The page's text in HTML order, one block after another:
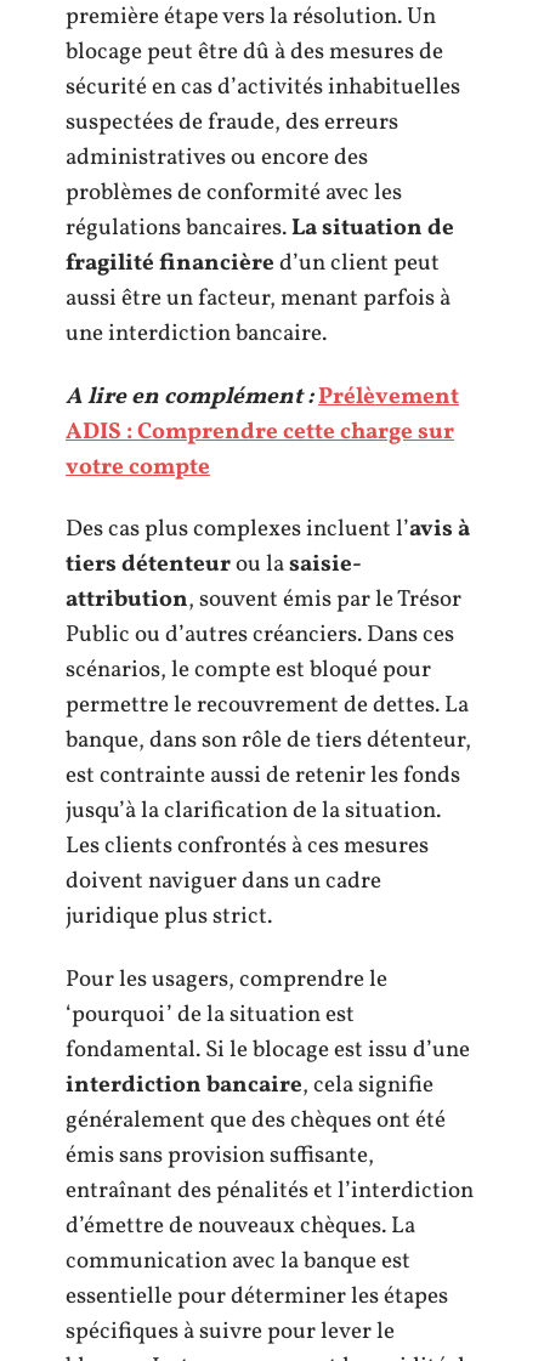
première étape vers la résolution. Un
blocage peut être dû à des mesures de
sécurité en cas d’activités inhabituelles
suspectées de fraude, des erreurs
administratives ou encore des
problèmes de conformité avec les
régulations bancaires.La situation de
fragilité financièred’un client peut
aussi être un facteur, menant parfois à
une interdiction bancaire.
A lire en complément :Prélèvement
ADIS : Comprendre cette charge sur
votre compte
Des cas plus complexes incluent l’avis à
tiers détenteurou lasaisie-
attribution, souvent émis par le Trésor
Public ou d’autres créanciers. Dans ces
scénarios, le compte est bloqué pour
permettre le recouvrement de dettes. La
banque, dans son rôle de tiers détenteur,
est contrainte aussi de retenir les fonds
jusqu’à la clarification de la situation.
Les clients confrontés à ces mesures
doivent naviguer dans un cadre
juridique plus strict.
Pour les usagers, comprendre le
‘pourquoi’ de la situation est
fondamental. Si le blocage est issu d’une
interdiction bancaire, cela signifie
généralement que des chèques ont été
émis sans provision suffisante,
entraînant des pénalités et l’interdiction
d’émettre de nouveaux chèques. La
communication avec la banque est
essentielle pour déterminer les étapes
spécifiques à suivre pour lever le